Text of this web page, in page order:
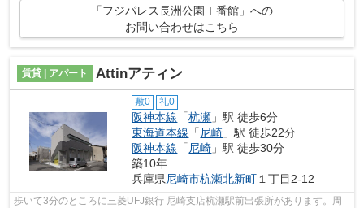
「フジパレス長洲公園Ⅰ番館」への
お問い合わせはこちら
賃貸 | アパート Attinアティン
敷0 礼0
阪神本線 「杭瀬 」駅 徒歩6分
東海道本線 「尼崎 」駅 徒歩22分
阪神本線 「尼崎 」駅 徒歩30分
築10年
兵庫県尼崎市杭瀬北新町１丁目2-12
歩いて3分のところに三菱UFJ銀行 尼崎支店杭瀬駅前出張所があります。周